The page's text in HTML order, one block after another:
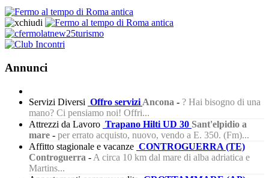
Annunci
Servizi Diversi Offro servizi Ancona - ? Hai bisogno di una
mano? Ci pensiamo noi! Offri...
Attrezzi da Lavoro Trapano Hilti UD 30 Sant'elpidio a
mare - per errato acquisto, nuovo, vendo a E. 350. (Fm)...
Affitto stagionale e vacanze CONTROGUERRA (TE)
Controguerra - A circa 10 km dal mare di alba adriatica e
Martins...